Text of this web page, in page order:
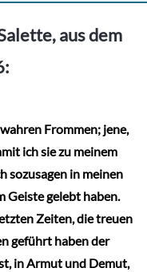
aus dem
Frommen; jene,
ich sie zu meinem
sozusagen in meinen
Geiste gelebt haben.
Zeiten, die treuen
geführt haben der
in Armut und Demut,